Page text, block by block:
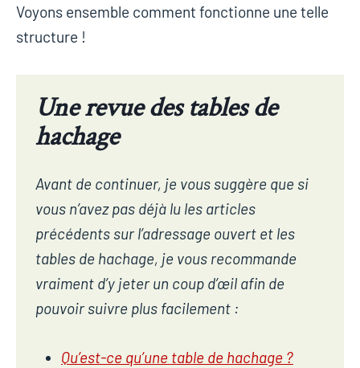
Voyons ensemble comment fonctionne une telle
structure !
Une revue des tables de
hachage
Avant de continuer, je vous suggère que si
vous n’avez pas déjà lu les articles
précédents sur l’adressage ouvert et les
tables de hachage, je vous recommande
vraiment d’y jeter un coup d’œil afin de
pouvoir suivre plus facilement :
Qu’est-ce qu’une table de hachage ?